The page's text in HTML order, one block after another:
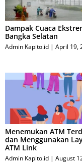
Dampak Cuaca
Bangka Selatan
Admin Kapito.id April 19,
Menemukan ATM
dan Menggunakan
ATM Link
Admin Kapito.id August